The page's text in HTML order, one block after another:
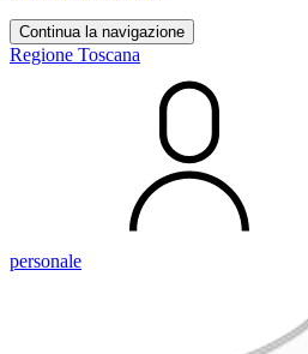
Continua la navigazione
Regione Toscana
personale